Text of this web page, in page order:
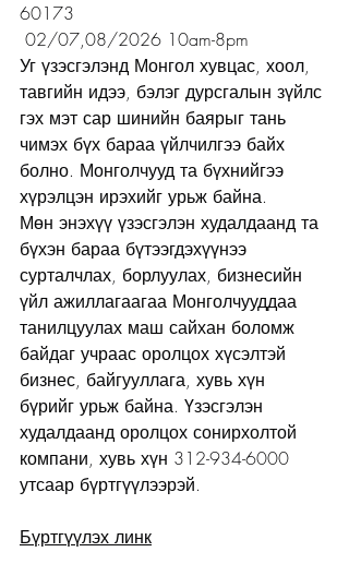
60173
02/07,08/2026 10am-8pm
Уг үзэсгэлэнд Монгол хувцас, хоол,
тавгийн идээ, бэлэг дурсгалын зүйлс
гэх мэт сар шинийн баярыг тань
чимэх бүх бараа үйлчилгээ байх
болно. Монголчууд та бүхнийгээ
хүрэлцэн ирэхийг урьж байна.
Мөн энэхүү үзэсгэлэн худалдаанд та
бүхэн бараа бүтээгдэхүүнээ
сурталчлах, борлуулах, бизнесийн
үйл ажиллагаагаа Монголчууддаа
танилцуулах маш сайхан боломж
байдаг учраас оролцох хүсэлтэй
бизнес, байгууллага, хувь хүн
бүрийг урьж байна. Үзэсгэлэн
худалдаанд оролцох сонирхолтой
компани, хувь хүн 312-934-6000
утсаар бүртгүүлээрэй.
Бүртгүүлэх линк